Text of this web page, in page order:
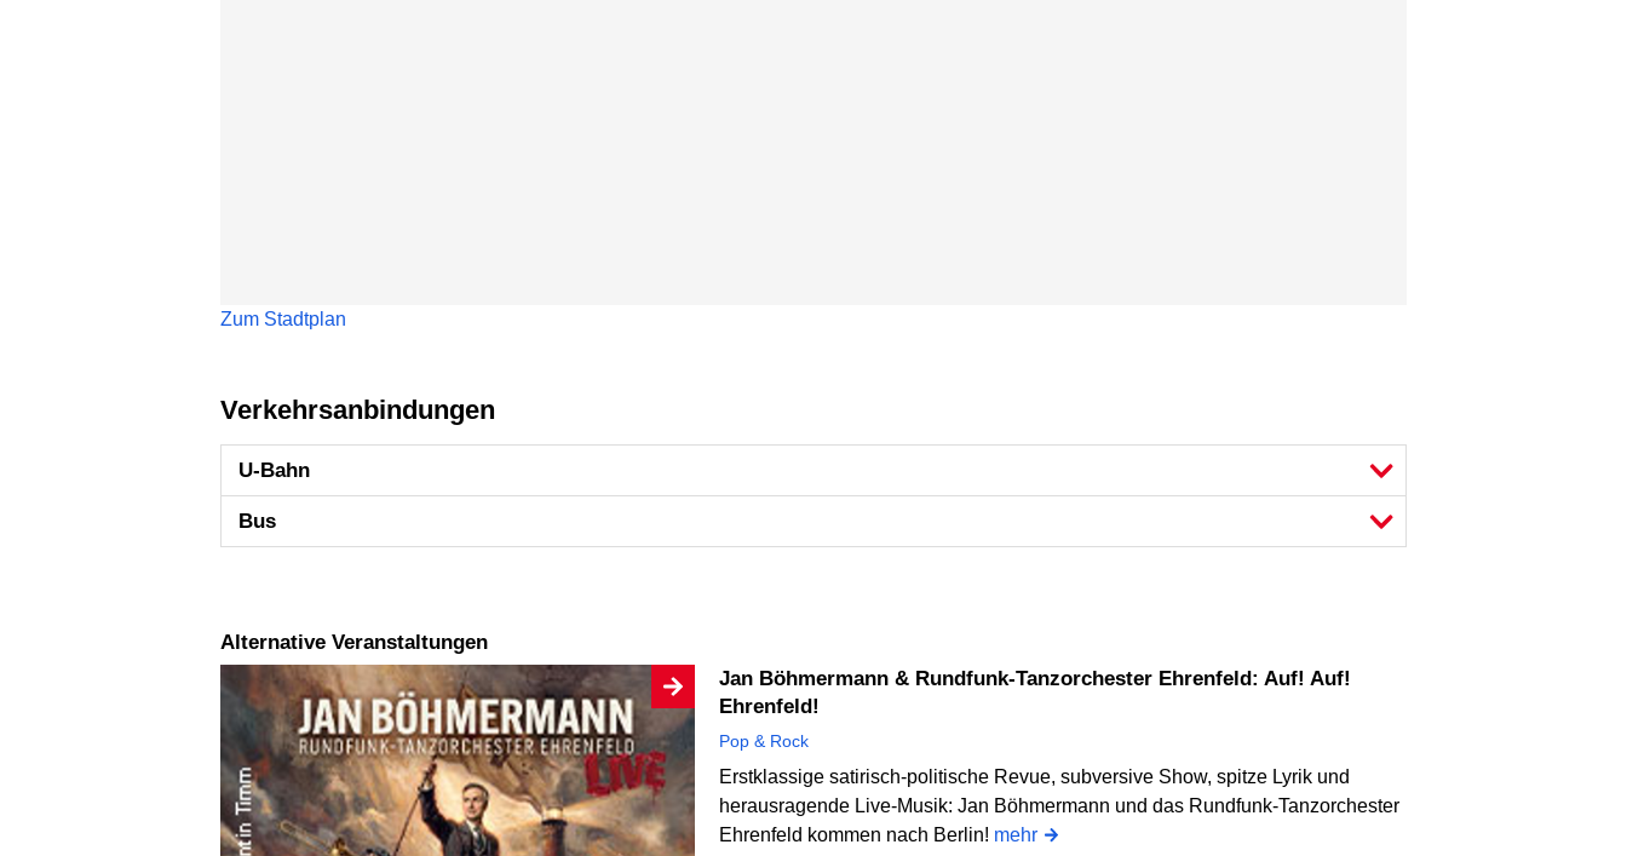
Zum Stadtplan
Verkehrsanbindungen
U-Bahn
Bus
Alternative Veranstaltungen
Jan Böhmermann & Rundfunk-Tanzorchester Ehrenfeld: Auf! Auf!
Ehrenfeld!
Pop & Rock
Erstklassige satirisch-politische Revue, subversive Show, spitze Lyrik und
herausragende Live-Musik: Jan Böhmermann und das Rundfunk-Tanzorchester
Ehrenfeld kommen nach Berlin! mehr